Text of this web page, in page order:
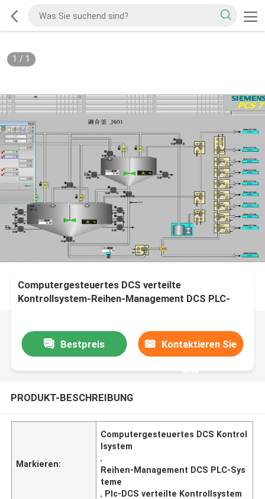
1 / 1
Computergesteuertes DCS verteilte
Kontrollsystem-Reihen-Management DCS PLC-
Bestpreis Kontaktieren Sie
uns
PRODUKT-BESCHREIBUNG
Markieren:
Computergesteuertes DCS Kontrol
lsystem
,
Reihen-Management DCS PLC-Sys
teme
, Plc-DCS verteilte Kontrollsystem